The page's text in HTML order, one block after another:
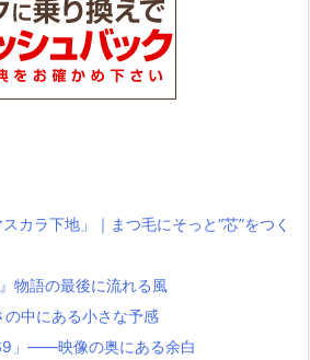
カラ下地」｜まつ毛にそっと“芯”をつく
物語の最後に流れる風
中にある小さな予感
」――映像の奥にある余白